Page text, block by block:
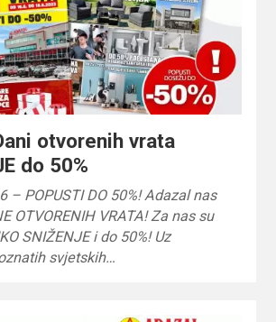
otvorenih vrata
do 50%
– POPUSTI DO 50%! Adazal nas
OTVORENIH VRATA! Za nas su
SNIŽENJE i do 50%! Uz
svjetskih…